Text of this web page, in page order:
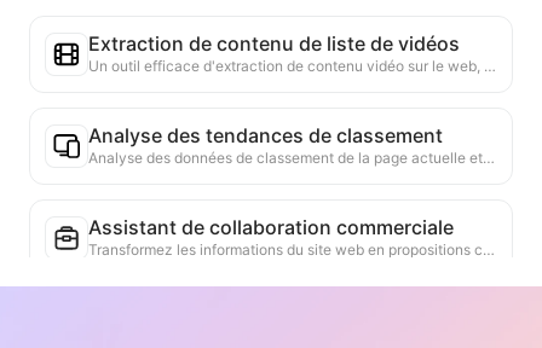
Extraction de contenu de liste de vidéos
Un outil efficace d'extraction de contenu vidéo sur le web, capable de scanner rapidement les pages et d'organiser les informations vidéo dans un tableau Markdown structuré.
Analyse des tendances de classement
Analyse des données de classement de la page actuelle et génération de rapports de tendance. Identification des catégories populaires, des types de produits en forte croissance et des technologies émergentes. Fourniture d'informations instantanées sur le marché pour vous aider à comprendre les dernières tendances des produits et les évolutions du marché.
Assistant de collaboration commerciale
Transformez les informations du site web en propositions commerciales personnalisées, messages privés de collaboration, en fournissant des modèles prêts à l'emploi et des guides de suivi, simplifiant ainsi le processus de collaboration.